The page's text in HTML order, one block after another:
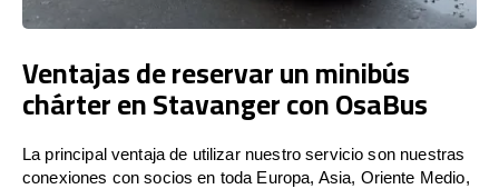
Ventajas de reservar un minibús
chárter en Stavanger con OsaBus
La principal ventaja de utilizar nuestro servicio son nuestras
conexiones con socios en toda Europa, Asia, Oriente Medio,